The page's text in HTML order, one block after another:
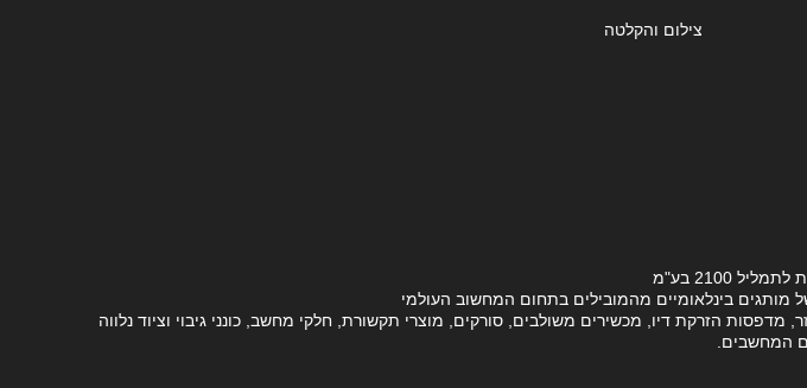
צילום והקלטה
2100 בע"מ
בינלאומיים מהמובילים בתחום המחשוב העולמי
הזרקת דיו, מכשירים משולבים, סורקים, מוצרי תקשורת, חלקי מחשב, כונני גיבוי וציוד נלווה
המחשבים.